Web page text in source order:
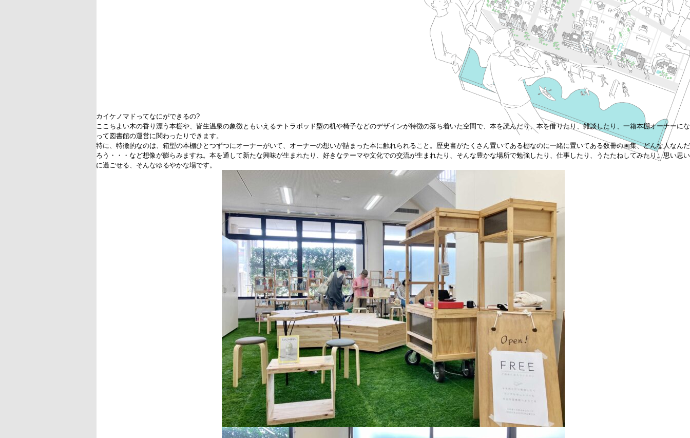
カイケノマドってなにができるの?
ここちよい木の香り漂う本棚や、皆生温泉の象徴ともいえるテトラポッド型の机や椅子などのデザインが特徴の落ち着いた空間で、本を読んだり、本を借りたり、雑談したり、一箱本棚オーナーにな
って図書館の運営に関わったりできます。
特に、特徴的なのは、箱型の本棚ひとつずつにオーナーがいて、オーナーの想いが詰まった本に触れられること。歴史書がたくさん置いてある棚なのに一緒に置いてある数冊の画集、どんな人なんだ
ろう・・・など想像が膨らみますね。本を通して新たな興味が生まれたり、好きなテーマや文化での交流が生まれたり、そんな豊かな場所で勉強したり、仕事したり、うたたねしてみたり。思い思い
に過ごせる、そんなゆるやかな場です。